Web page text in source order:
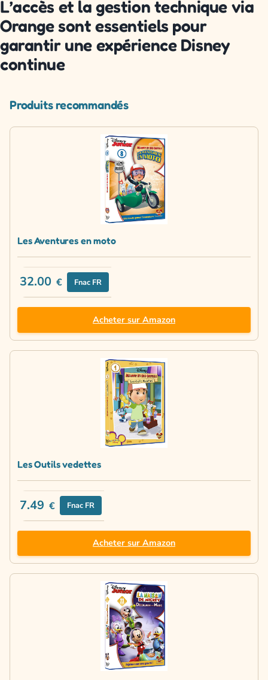
L’accès et la gestion technique via
Orange sont essentiels pour
garantir une expérience Disney
continue
Produits recommandés
Les Aventures en moto
32.00 € Fnac FR
Acheter sur Amazon
Les Outils vedettes
7.49 € Fnac FR
Acheter sur Amazon